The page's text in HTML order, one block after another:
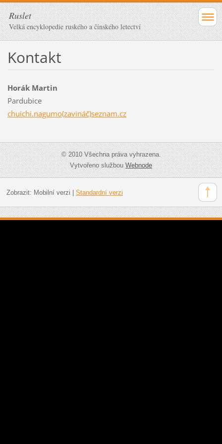
Ruslet
Velká encyklopedie ruského a čínského letectví
Kontakt
Horák Martin
Pardubice
chuichi.nagumo(zavináč)seznam.cz
© 2010 Všechna práva vyhrazena.
Vytvořeno službouWebnode
Zobrazit: Mobilní verzi Standardní verzi